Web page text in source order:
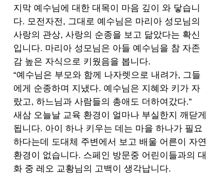
지막 예수님에 대한 대목이 마음 깊이 와 닿습니
다. 모전자전, 그대로 예수님은 마리아 성모님의
사랑의 관상, 사랑의 순종을 보고 닮았다는 확신
입니다. 마리아 성모님은 아들 예수님을 참 자존
감 높은 자식으로 키웠음을 봅니다.
“예수님은 부모와 함께 나자렛으로 내려가, 그들
에게 순종하며 지냈다. 예수님은 지혜와 키가 자
랐고, 하느님과 사람들의 총애도 더하여갔다.”
새삼 오늘날 교육 환경이 얼마나 부실한지 깨닫게
됩니다. 아이 하나 키우는 데는 마을 하나가 필요
하다는데 도대체 주변에서 보고 배울 어른이 자연
환경이 없습니다. 스페인 방문중 어린이들과의 대
화 중 레오 교황님의 고백이 생각납니다.